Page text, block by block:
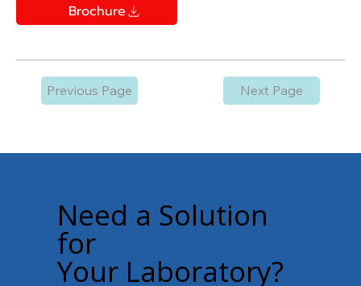
Brochure
Previous Page Next Page
Need a Solution
for
Your Laboratory?